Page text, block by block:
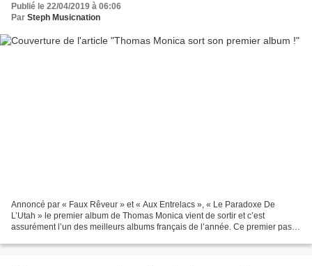
Publié le 22/04/2019 à 06:06
Par Steph Musicnation
Annoncé par « Faux Rêveur » et « Aux Entrelacs », « Le Paradoxe De
L’Utah » le premier album de Thomas Monica vient de sortir et c’est
assurément l’un des meilleurs albums français de l’année. Ce premier pas